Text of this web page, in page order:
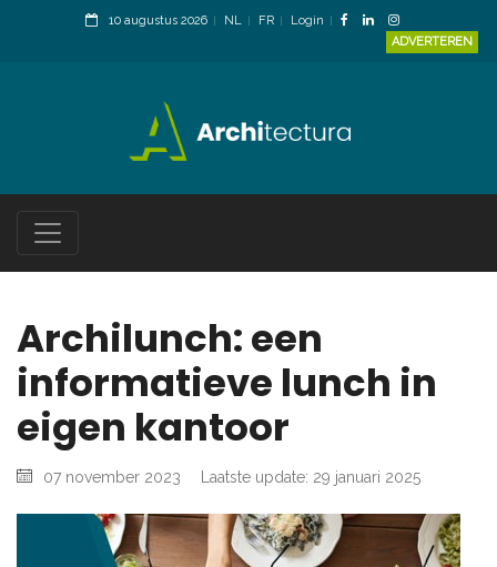
10 augustus 2026 NL FR
Login
ADVERTEREN
Archilunch: een
informatieve lunch in
eigen kantoor
07 november 2023 Laatste update: 29 januari 2025